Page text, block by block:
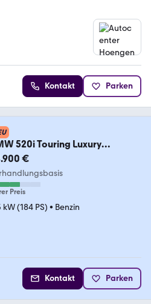
Kontakt Parken
520i Touring Luxury
Klimasitze,HUD
€
Preis
kW (184 PS) • Benzin
Kontakt Parken